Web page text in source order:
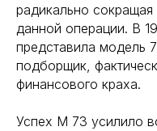
радикально сокращая
данной операции. В
представила модель
подборщик,
финансового краха.
Успех М 73 усилило